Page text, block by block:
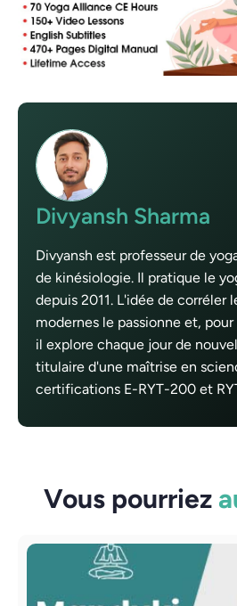
Divyansh Sharma
Divyansh est professeur de
de kinésiologie. Il pratique le
depuis 2011. L'idée de corréler
modernes le passionne et,
il explore chaque jour de
titulaire d'une maîtrise en
certifications E-RYT-200 et
Vous pourriez